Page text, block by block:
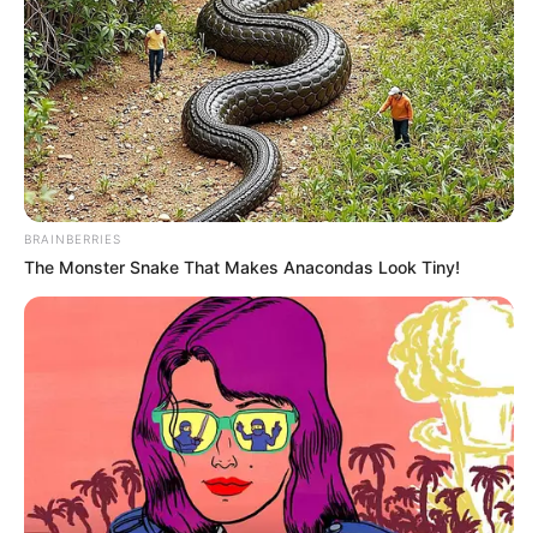
(foto: instagram/onigirigekijo)
6. Bulatan-bulatan besar dan kecil menghasilkan
bentuk mirip dengan kura-kura, corak cangkangnya
keren yah
BRAINBERRIES
The Monster Snake That Makes Anacondas Look Tiny!